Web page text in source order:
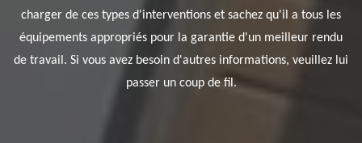
charger de ces types d'interventions et sachez qu'il a tous les
équipements appropriés pour la garantie d'un meilleur rendu
de travail. Si vous avez besoin d'autres informations, veuillez lui
passer un coup de fil.